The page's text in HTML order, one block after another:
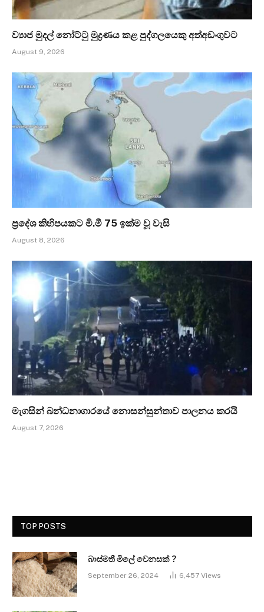
ව්‍යාජ මුදල් නෝට්ටු මුද්‍රණය කළ පුද්ගලයෙකු අත්අඩංගුවට
August 9, 2026
ප්‍රදේශ කිහිපයකට මි.මී 75 ඉක්ම වූ වැසි
August 8, 2026
මැගසින් බන්ධනාගාරයේ නොසන්සුන්තාව පාලනය කරයි
August 7, 2026
TOP POSTS
බාස්මතී මිලේ වෙනසක් ?
September 26, 2024 6,457 Views